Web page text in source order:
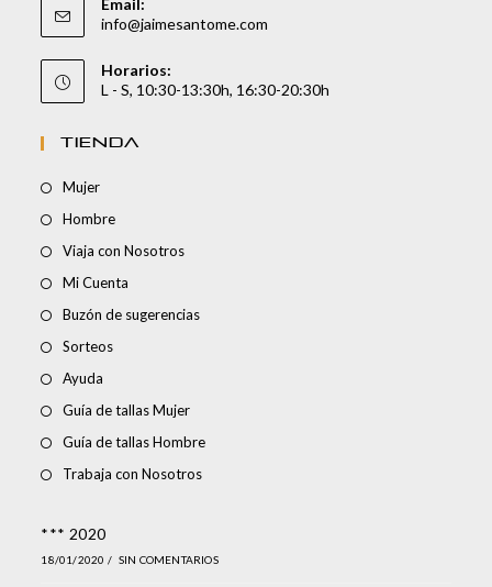
Email:
info@jaimesantome.com
Horarios:
L - S, 10:30-13:30h, 16:30-20:30h
TIENDA
Mujer
Hombre
Viaja con Nosotros
Mi Cuenta
Buzón de sugerencias
Sorteos
Ayuda
Guía de tallas Mujer
Guía de tallas Hombre
Trabaja con Nosotros
*** 2020
18/01/2020 / SIN COMENTARIOS